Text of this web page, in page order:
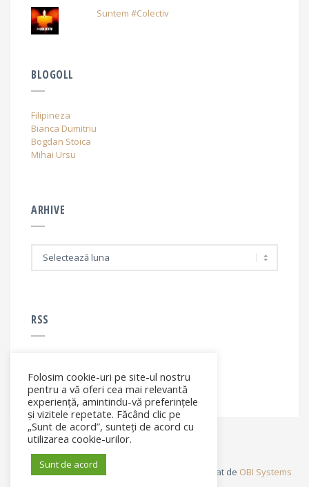
Suntem #Colectiv
BLOGOLL
Filipineza
Bianca Dumitriu
Bogdan Stoica
Mihai Ursu
ARHIVE
RSS
RSS - articole
© Elena Filip. All rights reserved ® - Site dezvoltat de OBI Systems
Folosim cookie-uri pe site-ul nostru
pentru a vă oferi cea mai relevantă
experiență, amintindu-vă preferințele
și vizitele repetate. Făcând clic pe
„Sunt de acord”, sunteți de acord cu
utilizarea cookie-urilor.
Sunt de acord